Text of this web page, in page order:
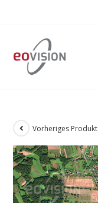
Vorheriges Produkt